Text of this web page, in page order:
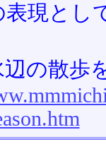
表現とし
の散歩